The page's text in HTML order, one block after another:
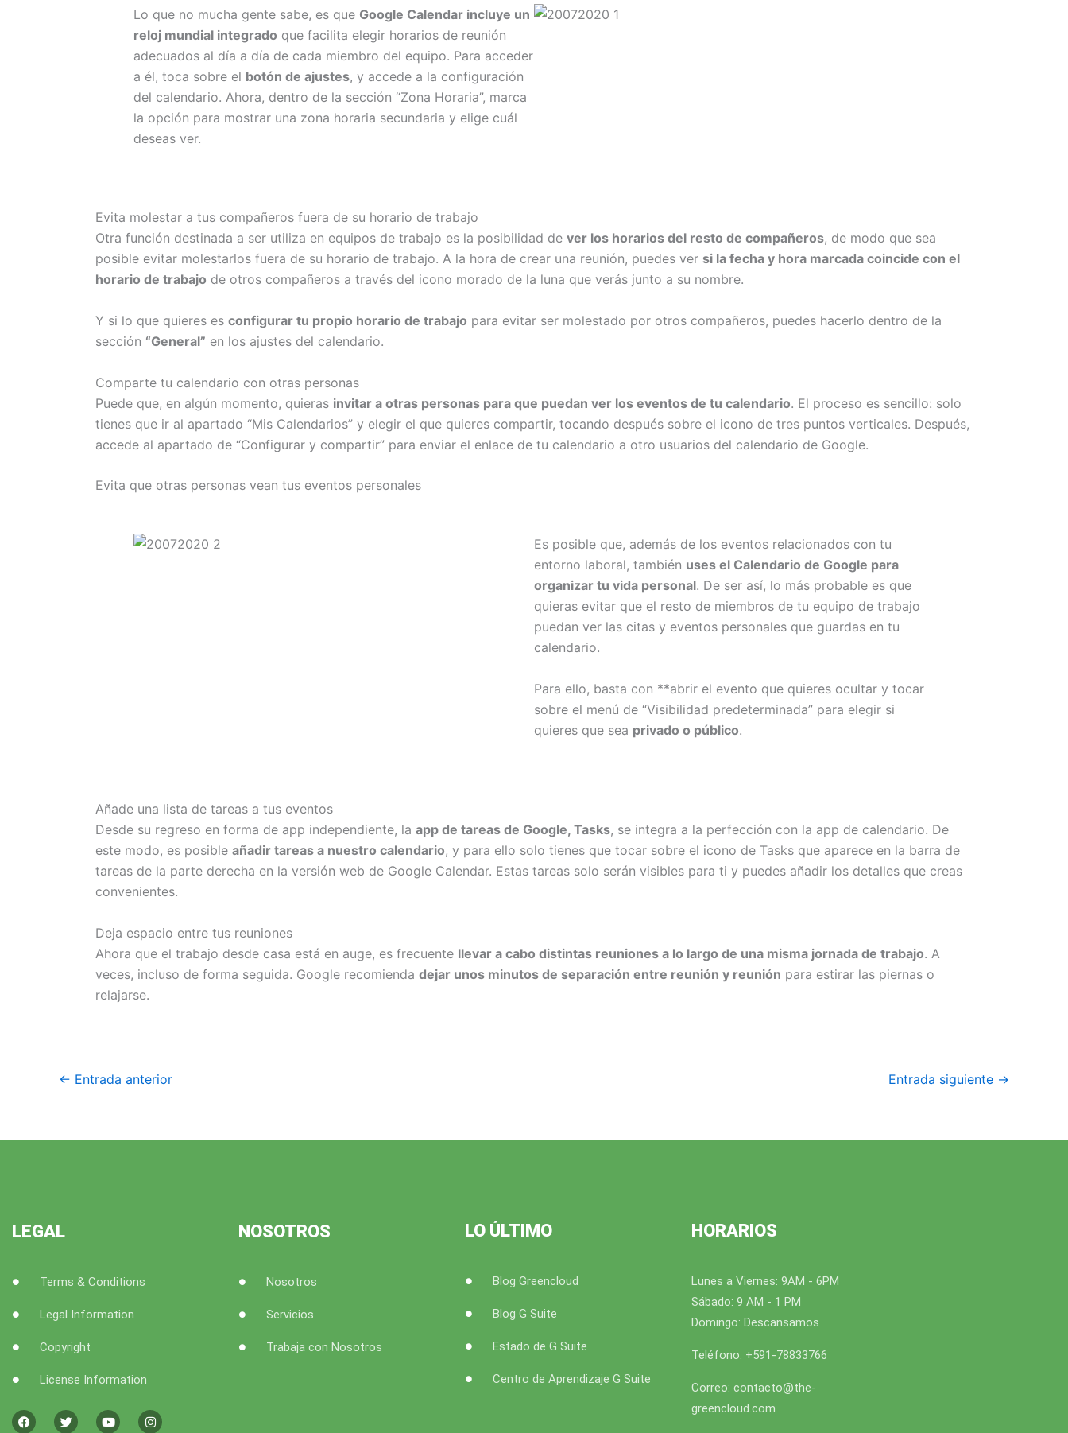
Lo que no mucha gente sabe, es que Google Calendar incluye un
reloj mundial integrado que facilita elegir horarios de reunión
adecuados al día a día de cada miembro del equipo. Para acceder
a él, toca sobre el botón de ajustes, y accede a la configuración
del calendario. Ahora, dentro de la sección “Zona Horaria”, marca
la opción para mostrar una zona horaria secundaria y elige cuál
deseas ver.
Evita molestar a tus compañeros fuera de su horario de trabajo
Otra función destinada a ser utiliza en equipos de trabajo es la posibilidad de ver los horarios del resto de compañeros, de modo que sea
posible evitar molestarlos fuera de su horario de trabajo. A la hora de crear una reunión, puedes ver si la fecha y hora marcada coincide con el
horario de trabajo de otros compañeros a través del icono morado de la luna que verás junto a su nombre.
Y si lo que quieres es configurar tu propio horario de trabajo para evitar ser molestado por otros compañeros, puedes hacerlo dentro de la
sección “General” en los ajustes del calendario.
Comparte tu calendario con otras personas
Puede que, en algún momento, quieras invitar a otras personas para que puedan ver los eventos de tu calendario. El proceso es sencillo: solo
tienes que ir al apartado “Mis Calendarios” y elegir el que quieres compartir, tocando después sobre el icono de tres puntos verticales. Después,
accede al apartado de “Configurar y compartir” para enviar el enlace de tu calendario a otro usuarios del calendario de Google.
Evita que otras personas vean tus eventos personales
Es posible que, además de los eventos relacionados con tu
entorno laboral, también uses el Calendario de Google para
organizar tu vida personal. De ser así, lo más probable es que
quieras evitar que el resto de miembros de tu equipo de trabajo
puedan ver las citas y eventos personales que guardas en tu
calendario.
Para ello, basta con **abrir el evento que quieres ocultar y tocar
sobre el menú de “Visibilidad predeterminada” para elegir si
quieres que sea privado o público.
Añade una lista de tareas a tus eventos
Desde su regreso en forma de app independiente, la app de tareas de Google, Tasks, se integra a la perfección con la app de calendario. De
este modo, es posible añadir tareas a nuestro calendario, y para ello solo tienes que tocar sobre el icono de Tasks que aparece en la barra de
tareas de la parte derecha en la versión web de Google Calendar. Estas tareas solo serán visibles para ti y puedes añadir los detalles que creas
convenientes.
Deja espacio entre tus reuniones
Ahora que el trabajo desde casa está en auge, es frecuente llevar a cabo distintas reuniones a lo largo de una misma jornada de trabajo. A
veces, incluso de forma seguida. Google recomienda dejar unos minutos de separación entre reunión y reunión para estirar las piernas o
relajarse.
← Entrada anterior Entrada siguiente →
LEGAL
Terms & Conditions
Legal Information
Copyright
License Information
a
c
w
i
o
u
n
s
NOSOTROS
Nosotros
Servicios
Trabaja con Nosotros
LO ÚLTIMO
Blog Greencloud
Blog G Suite
Estado de G Suite
Centro de Aprendizaje G Suite
HORARIOS
Lunes a Viernes: 9AM - 6PM
Sábado: 9 AM - 1 PM
Domingo: Descansamos
Teléfono: +591-78833766
Correo: contacto@the-
greencloud.com